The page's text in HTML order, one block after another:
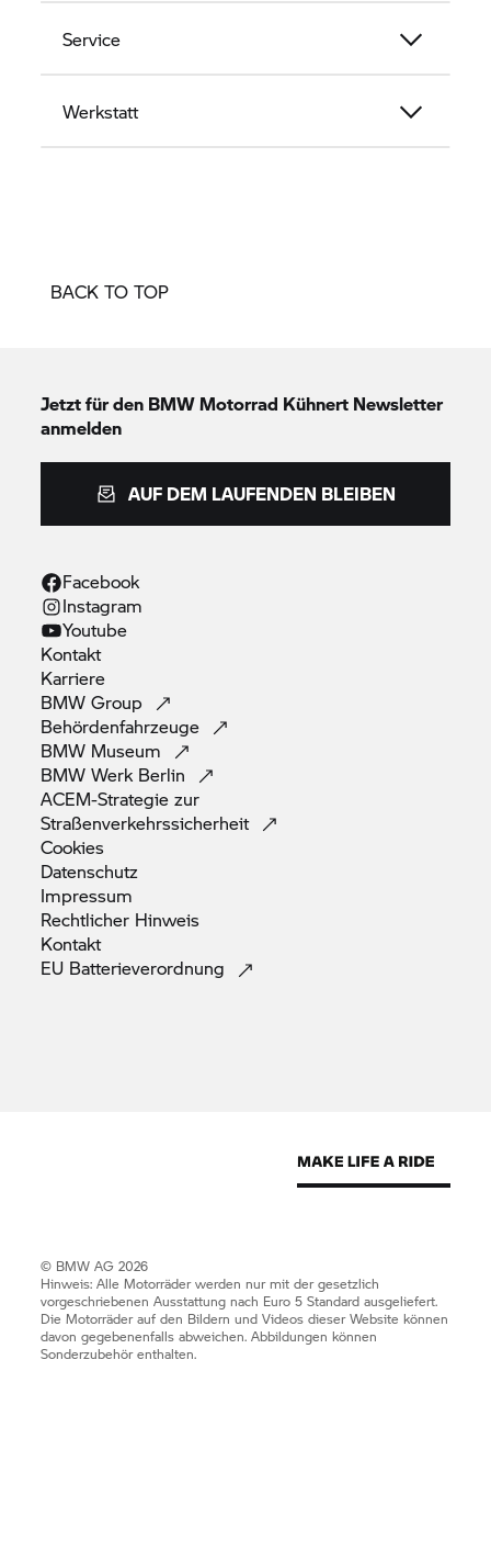
Service
Werkstatt
BACK TO TOP
Jetzt für den BMW Motorrad Kühnert Newsletter
anmelden
AUF DEM LAUFENDEN BLEIBEN
Facebook
Instagram
Youtube
Kontakt
Karriere
BMWGroup
Behördenfahrzeuge
BMW Museum
BMW Werk Berlin
ACEM-Strategie zur
Straßenverkehrssicherheit
Cookies
Datenschutz
Impressum
Rechtlicher Hinweis
Kontakt
EU Batterieverordnung
© BMW AG 2026
Hinweis: Alle Motorräder werden nur mit der gesetzlich
vorgeschriebenen Ausstattung nach Euro 5 Standard ausgeliefert.
Die Motorräder auf den Bildern und Videos dieser Website können
davon gegebenenfalls abweichen. Abbildungen können
Sonderzubehör enthalten.